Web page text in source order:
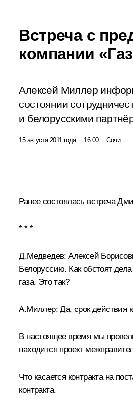
Встреча с
компании
Алексей Миллер
состоянии
и белорусскими
15 августа 2011 года 16:00 Сочи
Ранее состоялась встреча
* * *
Д.Медведев: Алексей
Белоруссию. Как обстоят дела
газа. Это так?
А.Миллер: Да, срок действия
В настоящее время мы
находится проект
Что касается контракта на
контракта.